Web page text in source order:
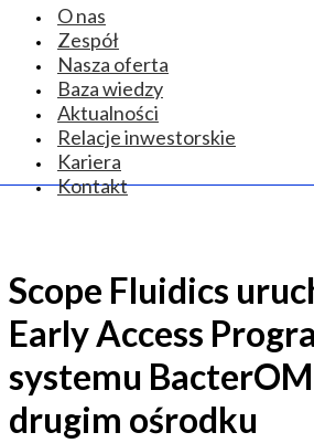
O nas
Zespół
Nasza oferta
Baza wiedzy
Aktualności
Relacje inwestorskie
Kariera
Kontakt
Scope Fluidics
Early Access
systemu
drugim ośrodku